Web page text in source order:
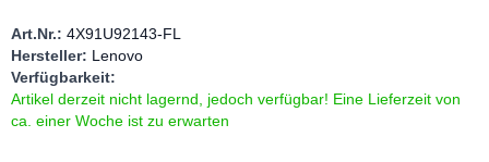
Art.Nr.: 4X91U92143-FL
Hersteller: Lenovo
Verfügbarkeit:
Artikel derzeit nicht lagernd, jedoch verfügbar! Eine Lieferzeit von
ca. einer Woche ist zu erwarten